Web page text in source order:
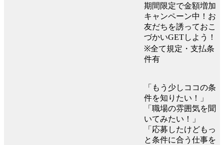
期間限定で金額増加
キャンペーン中！お
友だちを誘っておこ
づかいGETしよう！
※全て規定・支払条
件有
「もう少しココの条
件を知りたい！」
「職場の雰囲気を聞
いてみたい！」
「応募したけどもっ
と条件に合う仕事を